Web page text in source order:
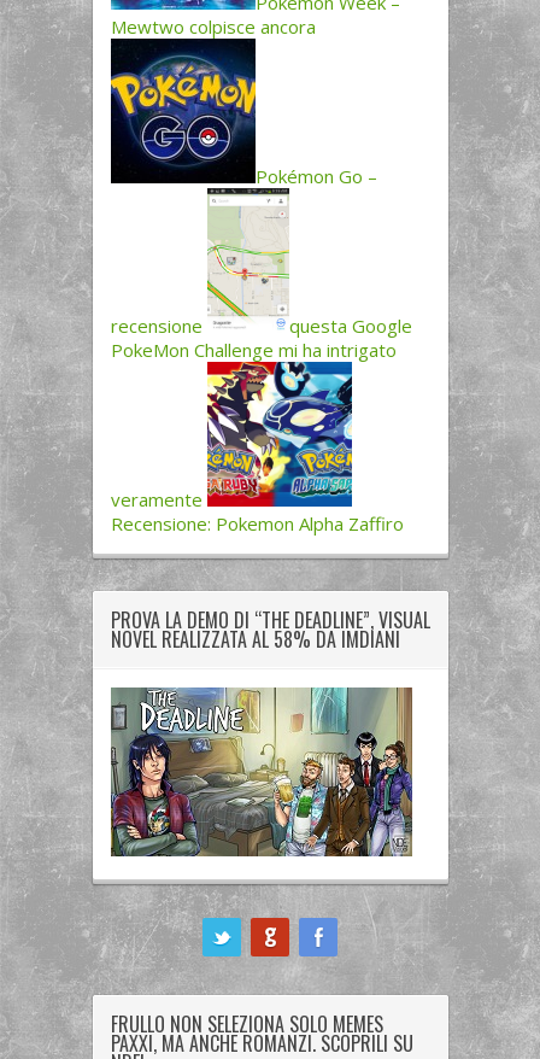
Mewtwo colpisce ancora
Pokémon Go –
recensione
questa Google
PokeMon Challenge mi ha intrigato
veramente
Recensione: Pokemon Alpha Zaffiro
PROVA LA DEMO DI “THE DEADLINE”, VISUAL
NOVEL REALIZZATA AL 58% DA IMDIANI
FRULLO NON SELEZIONA SOLO MEMES
PAXXI, MA ANCHE ROMANZI. SCOPRILI SU